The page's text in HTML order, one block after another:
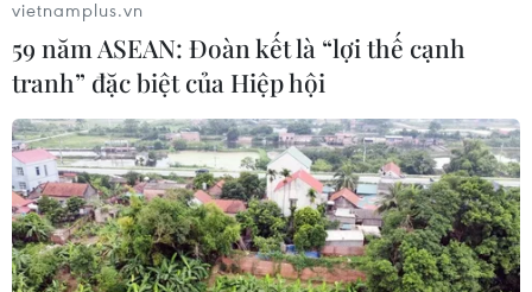
ASC 2026: Tiếp lửa đam mê khoa học
cho thế hệ trẻ Việt Nam
Xem thêm
vietnamplus.vn
59 năm ASEAN: Đoàn kết là “lợi thế cạnh
tranh” đặc biệt của Hiệp hội